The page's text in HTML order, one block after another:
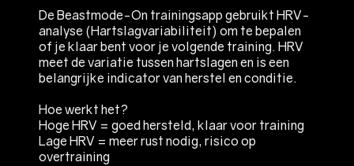
De Beastmode-On trainingsapp gebruikt HRV-
analyse (Hartslagvariabiliteit) om te bepalen
of je klaar bent voor je volgende training. HRV
meet de variatie tussen hartslagen en is een
belangrijke indicator van herstel en conditie.
Hoe werkt het?
Hoge HRV = goed hersteld, klaar voor training
Lage HRV = meer rust nodig, risico op
overtraining